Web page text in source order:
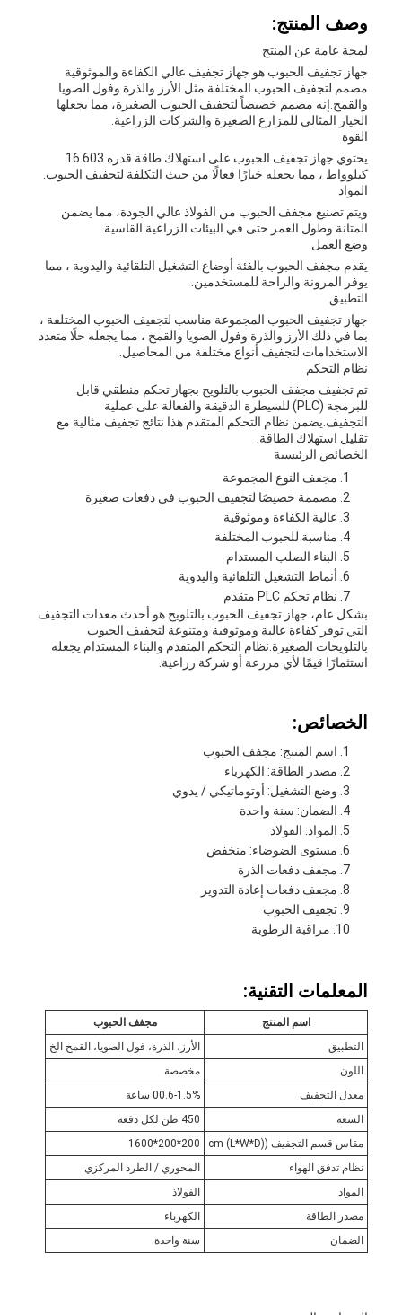
وصف المنتج:
لمحة عامة عن المنتج
جهاز تجفيف الحبوب هو جهاز تجفيف عالي الكفاءة والموثوقية
مصمم لتجفيف الحبوب المختلفة مثل الأرز والذرة وفول الصويا
والقمح.إنه مصمم خصيصاً لتجفيف الحبوب الصغيرة، مما يجعلها
الخيار المثالي للمزارع الصغيرة والشركات الزراعية.
القوة
يحتوي جهاز تجفيف الحبوب على استهلاك طاقة قدره 16.603
كيلوواط ، مما يجعله خيارًا فعالًا من حيث التكلفة لتجفيف الحبوب.
المواد
ويتم تصنيع مجفف الحبوب من الفولاذ عالي الجودة، مما يضمن
المتانة وطول العمر حتى في البيئات الزراعية القاسية.
وضع العمل
يقدم مجفف الحبوب بالفئة أوضاع التشغيل التلقائية واليدوية ، مما
يوفر المرونة والراحة للمستخدمين.
التطبيق
جهاز تجفيف الحبوب المجموعة مناسب لتجفيف الحبوب المختلفة ،
بما في ذلك الأرز والذرة وفول الصويا والقمح ، مما يجعله حلًا متعدد
الاستخدامات لتجفيف أنواع مختلفة من المحاصيل.
نظام التحكم
تم تجفيف مجفف الحبوب بالتلويح بجهاز تحكم منطقي قابل
للبرمجة (PLC) للسيطرة الدقيقة والفعالة على عملية
التجفيف.يضمن نظام التحكم المتقدم هذا نتائج تجفيف مثالية مع
تقليل استهلاك الطاقة.
الخصائص الرئيسية
مجفف النوع المجموعة
مصممة خصيصًا لتجفيف الحبوب في دفعات صغيرة
عالية الكفاءة وموثوقية
مناسبة للحبوب المختلفة
البناء الصلب المستدام
أنماط التشغيل التلقائية واليدوية
نظام تحكم PLC متقدم
بشكل عام، جهاز تجفيف الحبوب بالتلويح هو أحدث معدات التجفيف
التي توفر كفاءة عالية وموثوقية ومتنوعة لتجفيف الحبوب
بالتلويحات الصغيرة.نظام التحكم المتقدم والبناء المستدام يجعله
استثمارًا قيمًا لأي مزرعة أو شركة زراعية.
الخصائص:
اسم المنتج: مجفف الحبوب
مصدر الطاقة: الكهرباء
وضع التشغيل: أوتوماتيكي / يدوي
الضمان: سنة واحدة
المواد: الفولاذ
مستوى الضوضاء: منخفض
مجفف دفعات الذرة
مجفف دفعات إعادة التدوير
تجفيف الحبوب
مراقبة الرطوبة
المعلمات التقنية:
اسم المنتج
مجفف الحبوب
التطبيق
الأرز، الذرة، فول الصويا، القمح الخ
اللون
مخصصة
معدل التجفيف
00.6-1.5% ساعة
السعة
450 طن لكل دفعة
مقاس قسم التجفيف ((L*W*D) cm
200*200*1600
نظام تدفق الهواء
المحوري / الطرد المركزي
المواد
الفولاذ
مصدر الطاقة
الكهرباء
الضمان
سنة واحدة